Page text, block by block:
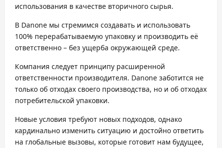
использования в качестве вторичного сырья.
В Danone мы стремимся создавать и использовать
100% перерабатываемую упаковку и производить её
ответственно – без ущерба окружающей среде.
Компания следует принципу расширенной
ответственности производителя. Danone заботится не
только об отходах своего производства, но и об отходах
потребительской упаковки.
Новые условия требуют новых подходов, однако
кардинально изменить ситуацию и достойно ответить
на глобальные вызовы, которые готовит нам будущее,